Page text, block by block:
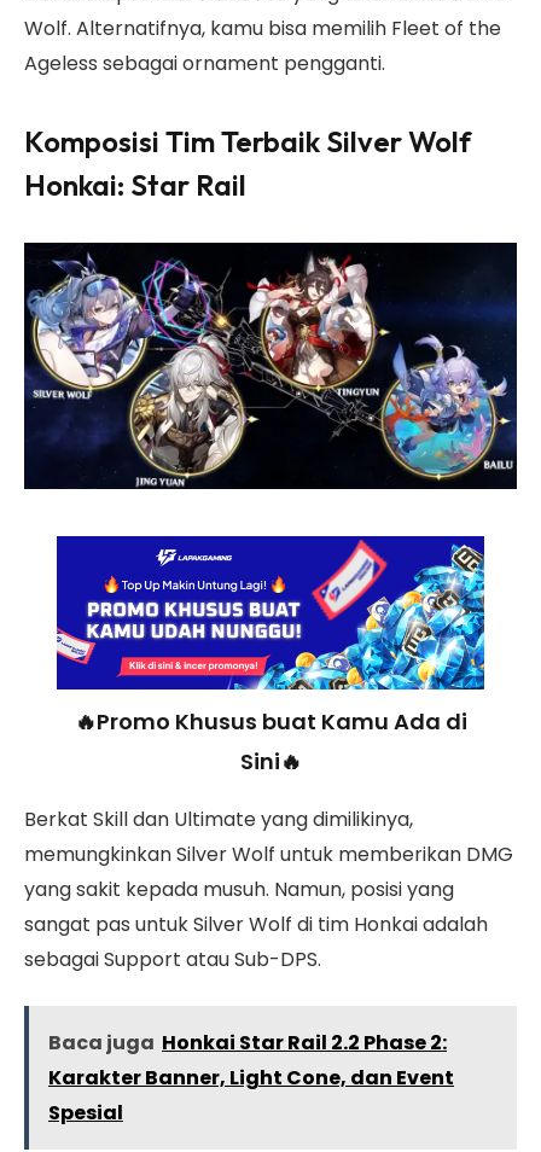
Wolf. Alternatifnya, kamu bisa memilih Fleet of the
Ageless sebagai ornament pengganti.
Komposisi Tim Terbaik Silver Wolf
Honkai: Star Rail
🔥Promo Khusus buat Kamu Ada di
Sini🔥
Berkat Skill dan Ultimate yang dimilikinya,
memungkinkan Silver Wolf untuk memberikan DMG
yang sakit kepada musuh. Namun, posisi yang
sangat pas untuk Silver Wolf di tim Honkai adalah
sebagai Support atau Sub-DPS.
Baca juga Honkai Star Rail 2.2 Phase 2:
Karakter Banner, Light Cone, dan Event
Spesial